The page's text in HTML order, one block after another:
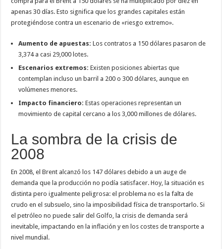
apenas 30 días. Esto significa que los grandes capitales están
protegiéndose contra un escenario de «riesgo extremo».
Aumento de apuestas: Los contratos a 150 dólares pasaron de
3,374 a casi 29,000 lotes.
Escenarios extremos: Existen posiciones abiertas que
contemplan incluso un barril a 200 o 300 dólares, aunque en
volúmenes menores.
Impacto financiero: Estas operaciones representan un
movimiento de capital cercano a los 3,000 millones de dólares.
La sombra de la crisis de
2008
En 2008, el Brent alcanzó los 147 dólares debido a un auge de
demanda que la producción no podía satisfacer. Hoy, la situación es
distinta pero igualmente peligrosa: el problema no es la falta de
crudo en el subsuelo, sino la imposibilidad física de transportarlo. Si
el petróleo no puede salir del Golfo, la crisis de demanda será
inevitable, impactando en la inflación y en los costes de transporte a
nivel mundial.